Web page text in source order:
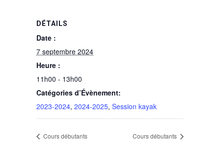
DÉTAILS
Date :
7 septembre 2024
Heure :
11h00 - 13h00
Catégories d’Évènement:
2023-2024, 2024-2025, Session kayak
Cours débutants Cours débutants